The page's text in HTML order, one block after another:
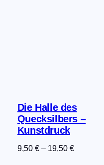
Die Halle des
Quecksilbers –
Kunstdruck
9,50 €– 19,50 €